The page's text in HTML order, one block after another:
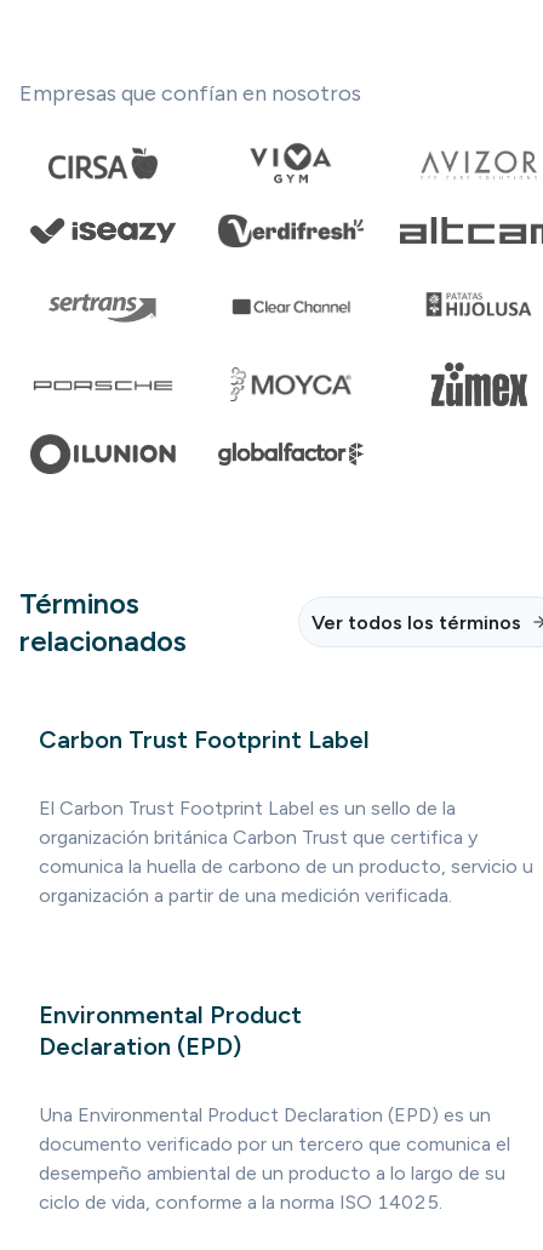
Empresas que confían en nosotros
Términos
relacionados
Ver todos los términos
Carbon Trust Footprint Label
El Carbon Trust Footprint Label es un sello de la
organización británica Carbon Trust que certifica y
comunica la huella de carbono de un producto, servicio u
organización a partir de una medición verificada.
Environmental Product
Declaration (EPD)
Una Environmental Product Declaration (EPD) es un
documento verificado por un tercero que comunica el
desempeño ambiental de un producto a lo largo de su
ciclo de vida, conforme a la norma ISO 14025.